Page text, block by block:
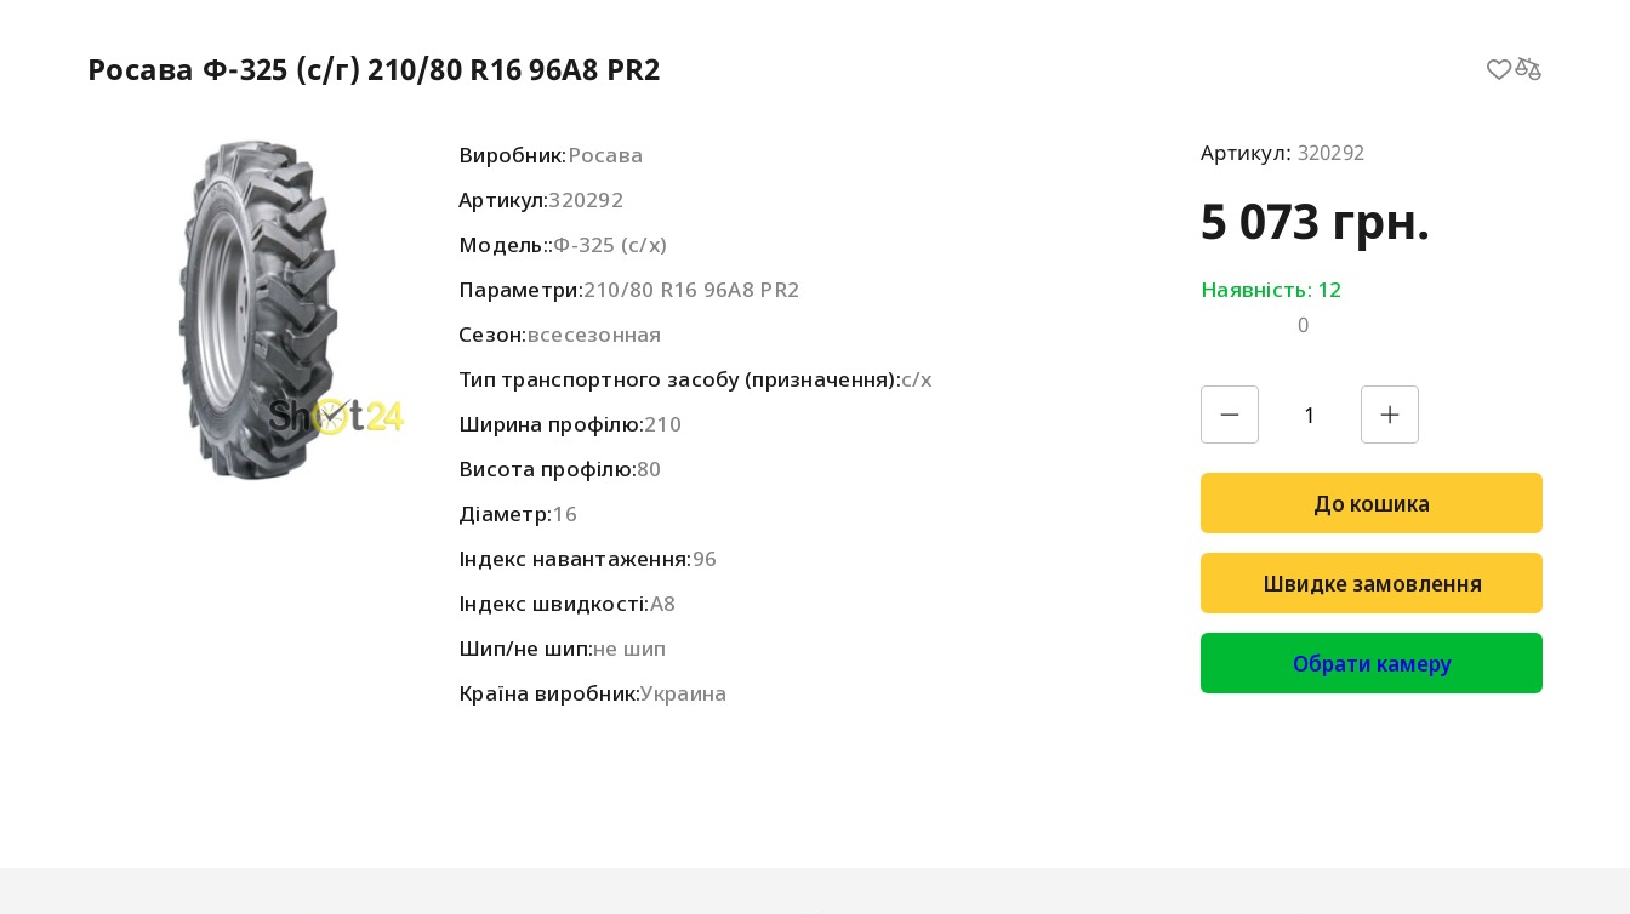
Росава Ф-325 (с/г) 210/80 R16 96A8 PR2
Виробник:Росава
Артикул:320292
Модель::Ф-325 (с/х)
Параметри:210/80 R16 96A8 PR2
Сезон:всесезонная
Тип транспортного засобу (призначення):с/х
Ширина профілю:210
Висота профілю:80
Діаметр:16
Індекс навантаження:96
Індекс швидкості:A8
Шип/не шип:не шип
Країна виробник:Украина
Артикул: 320292
5 073 грн.
Наявність: 12
0
До кошика
Швидке замовлення
Обрати камеру